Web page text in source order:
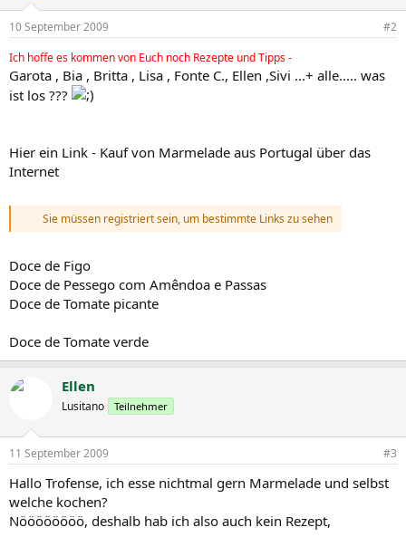
10 September 2009
#2
Ich hoffe es kommen von Euch noch Rezepte und Tipps -
Garota , Bia , Britta , Lisa , Fonte C., Ellen ,Sivi ...+ alle..... was
ist los ???
Hier ein Link - Kauf von Marmelade aus Portugal über das
Internet
Sie müssen registriert sein, um bestimmte Links zu sehen
Doce de Figo
Doce de Pessego com Amêndoa e Passas
Doce de Tomate picante
Doce de Tomate verde
Ellen
Lusitano Teilnehmer
11 September 2009 #3
Hallo Trofense, ich esse nichtmal gern Marmelade und selbst
welche kochen?
Nöööööööö, deshalb hab ich also auch kein Rezept,